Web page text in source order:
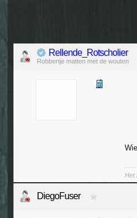
Rellende_Rotscholier
Robbertje matten met de wouten
Het
DiegoFuser